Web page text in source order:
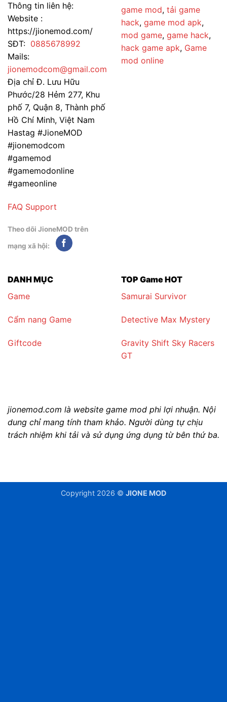
Thông tin liên hệ:
Website :
https://jionemod.com/
SĐT: 0885678992
Mails:
jionemodcom@gmail.com
Địa chỉ Đ. Lưu Hữu
Phước/28 Hẻm 277, Khu
phố 7, Quận 8, Thành phố
Hồ Chí Minh, Việt Nam
Hastag #JioneMOD
#jionemodcom
#gamemod
#gamemodonline
#gameonline
FAQ Support
Theo dõi JioneMOD trên
mạng xã hội:
game mod, tải game
hack, game mod apk,
mod game, game hack,
hack game apk, Game
mod online
DANH MỤC
Game
Cẩm nang Game
Giftcode
TOP Game HOT
Samurai Survivor
Detective Max Mystery
Gravity Shift Sky Racers
GT
jionemod.com là website game mod phi lợi nhuận. Nội
dung chỉ mang tính tham khảo. Người dùng tự chịu
trách nhiệm khi tải và sử dụng ứng dụng từ bên thứ ba.
Copyright 2026 © JIONE MOD